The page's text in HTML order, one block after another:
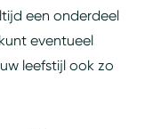
een onderdeel
eventueel
leefstijl ook zo